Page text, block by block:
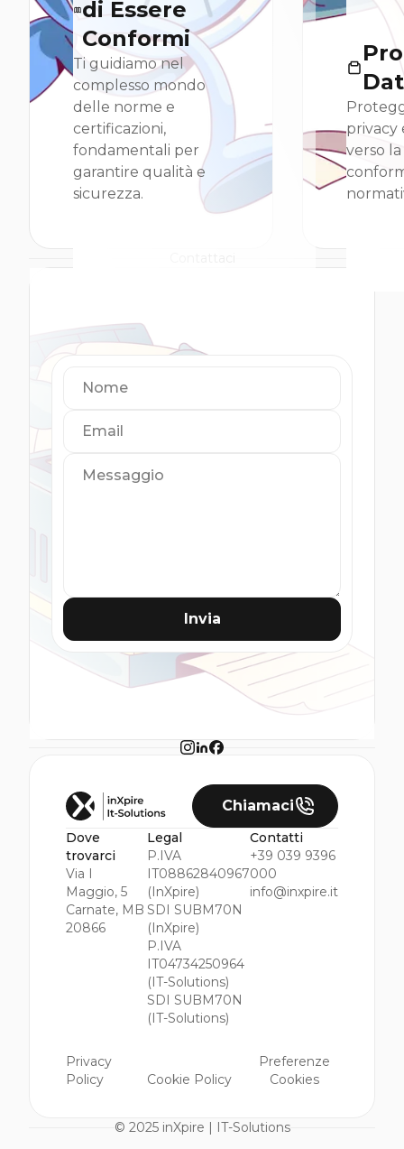
di Essere
Conformi
Ti guidiamo nel
complesso mondo
delle norme e
certificazioni,
fondamentali per
garantire qualità e
sicurezza.
privacy
verso
Invia
Chiamaci
Dove
trovarci
Via I
Maggio, 5
Carnate, MB
20866
Privacy
Policy
Legal
P.IVA
IT08862840967
(InXpire)
SDI SUBM70N
(InXpire)
P.IVA
IT04734250964
(IT-Solutions)
SDI SUBM70N
(IT-Solutions)
Cookie Policy
Contatti
+39 039 9396
000
info@inxpire.it
Preferenze
Cookies
© 2025 inXpire | IT-Solutions